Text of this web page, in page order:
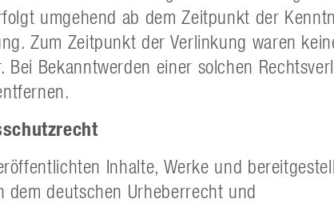
umgehend ab dem Zeitpunkt der
Zum Zeitpunkt der Verlinkung waren
Bei Bekanntwerden einer solchen
Inhalte, Werke und
dem deutschen Urheberrecht und